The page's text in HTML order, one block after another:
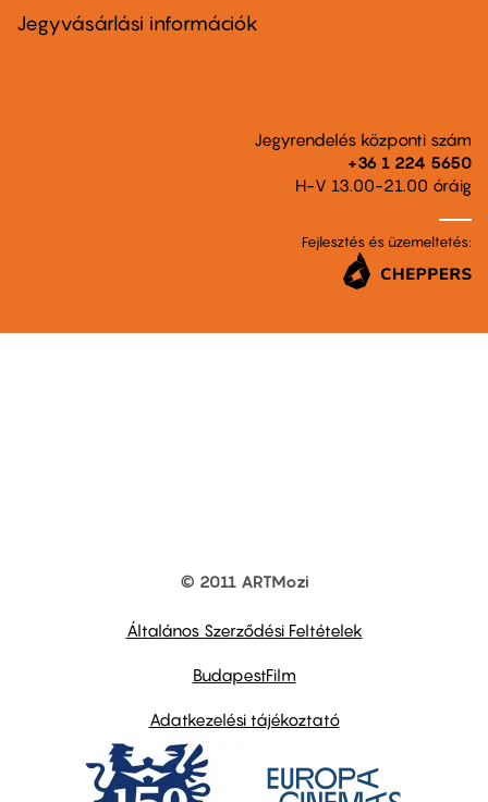
second
Jegyvásárlási információk
Jegyrendelés központi szám
+36 1 224 5650
H-V 13.00-21.00 óráig
Fejlesztés és üzemeltetés:
© 2011 ARTMozi
Általános Szerződési Feltételek
BudapestFilm
Adatkezelési tájékoztató